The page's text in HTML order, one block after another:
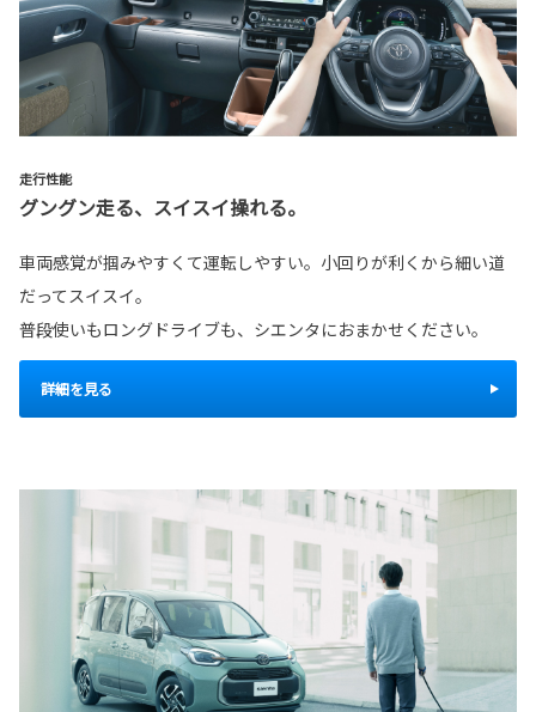
走行性能
グングン走る、スイスイ操れる。
車両感覚が掴みやすくて運転しやすい。小回りが利くから細い道
だってスイスイ。
普段使いもロングドライブも、シエンタにおまかせください。
詳細を見る